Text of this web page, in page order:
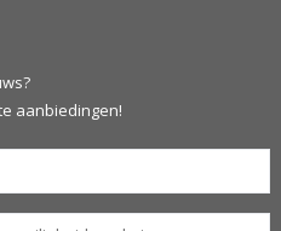
aanbiedingen!